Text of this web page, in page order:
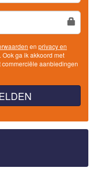
en privacy en